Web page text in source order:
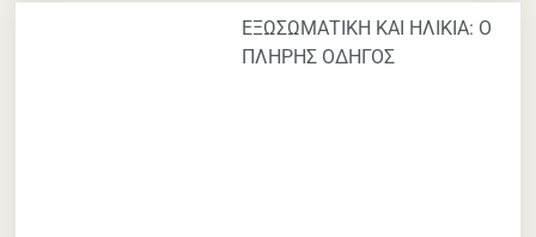
ΕΞΩΣΩΜΑΤΙΚΗ ΚΑΙ ΗΛΙΚΙΑ: Ο
ΠΛΗΡΗΣ ΟΔΗΓΟΣ